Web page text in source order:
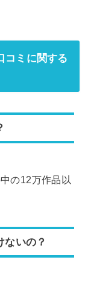
コミに関する
の12万作品以
いの？